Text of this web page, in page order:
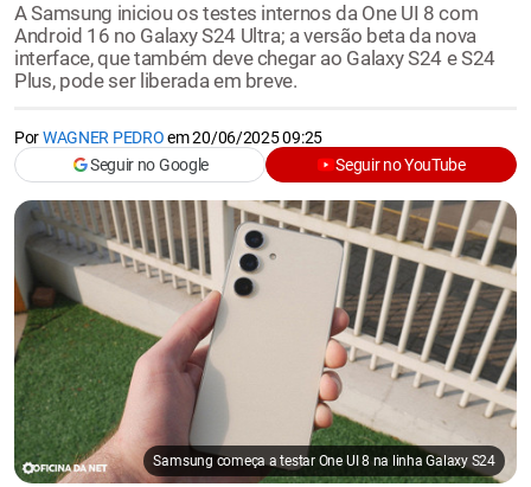
A Samsung iniciou os testes internos da One UI 8 com
Android 16 no Galaxy S24 Ultra; a versão beta da nova
interface, que também deve chegar ao Galaxy S24 e S24
Plus, pode ser liberada em breve.
PorWAGNER PEDROem20/06/2025 09:25
Seguir no Google
Seguir no YouTube
Samsung começa a testar One UI 8 na linha Galaxy S24